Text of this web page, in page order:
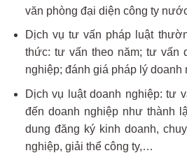
văn phòng đại diện công ty
Dịch vụ tư vấn pháp luật
thức: tư vấn theo năm; tư vấn
nghiệp; đánh giá pháp lý doanh
Dịch vụ luật doanh nghiệp: tư
đến doanh nghiệp như thành
dung đăng ký kinh doanh,
nghiệp, giải thể công ty,…